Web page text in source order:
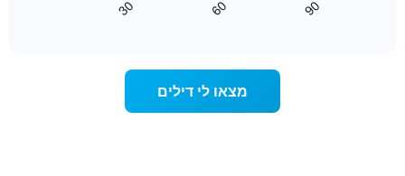
90
60
30
מצאו לי דילים